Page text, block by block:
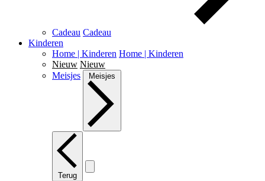
Cadeau Cadeau
Kinderen
Home | Kinderen Home | Kinderen
Nieuw Nieuw
Meisjes
Meisjes
Terug